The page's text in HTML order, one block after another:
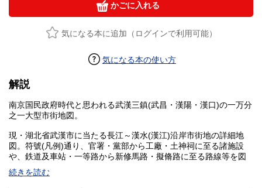
かごに入れる
気になる本に追加（ログインで利用可能）
気になる本の使い方
解説
南京国民政府時代と思われる武漢三鎮(武昌・漢陽・漢口)の一万分
之一大型市街地図。
現・湖北省武漢市に当たる長江～漢水(漢江)沿岸市街地の詳細地
図。符號(凡例)通り、官署・黨部から工廠・土神祠に至る諸施設
や、鉄道及車站・一等路から新修馬路・擬脩路に至る路線等を図
示している。それぞれ地名・街路名・施設名称入り。
続きを読む